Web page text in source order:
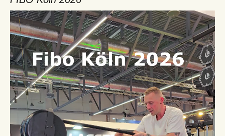
Video-
Player